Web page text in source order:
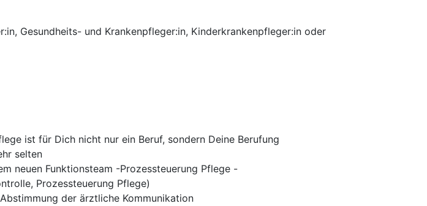
Gesundheits- und Krankenpfleger:in, Kinderkrankenpfleger:in oder
ist für Dich nicht nur ein Beruf, sondern Deine Berufung
selten
neuen Funktionsteam -Prozessteuerung Pflege -
Prozessteuerung Pflege)
der ärztliche Kommunikation